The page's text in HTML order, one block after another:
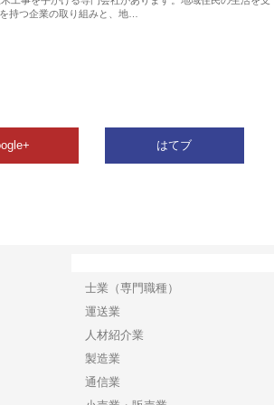
持つ企業の取り組みと、地…
はてブ
士業（専門職種）
運送業
人材紹介業
製造業
通信業